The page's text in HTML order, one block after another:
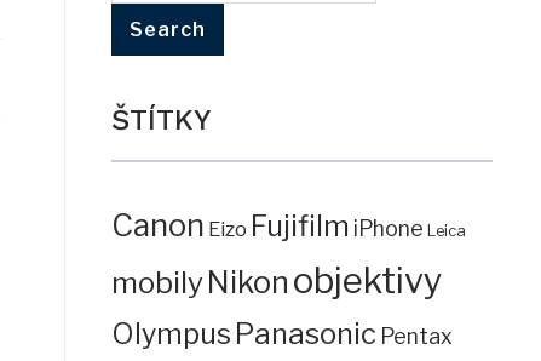
ŠTÍTKY
Canon Eizo Fujifilm iPhone Leica
mobilyNikon objektivy
Olympus Panasonic Pentax